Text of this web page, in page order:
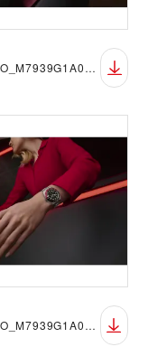
T24_PRO_M7939G1A0NRU-0001_092
T24_PRO_M7939G1A0NRU-0001_98